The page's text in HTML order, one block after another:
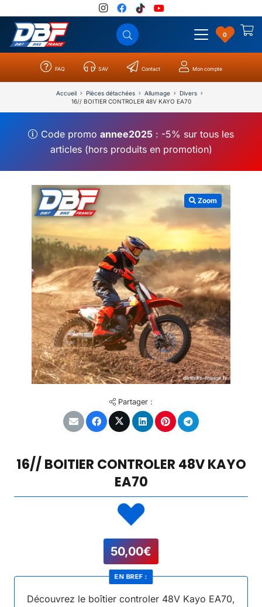
0
FAQ SAV Contact Mon compte
Accueil Pièces détachées Allumage
Divers
16// BOITIER CONTROLER 48V KAYO EA70
Code promoannee2025 : -5% sur tous les
articles (hors produits en promotion)
Zoom
Partager :
16// BOITIER CONTROLER 48V KAYO
EA70
50,00€
Découvrez le boîtier controler 48V Kayo EA70,
EN BREF :
Catégories Résultats